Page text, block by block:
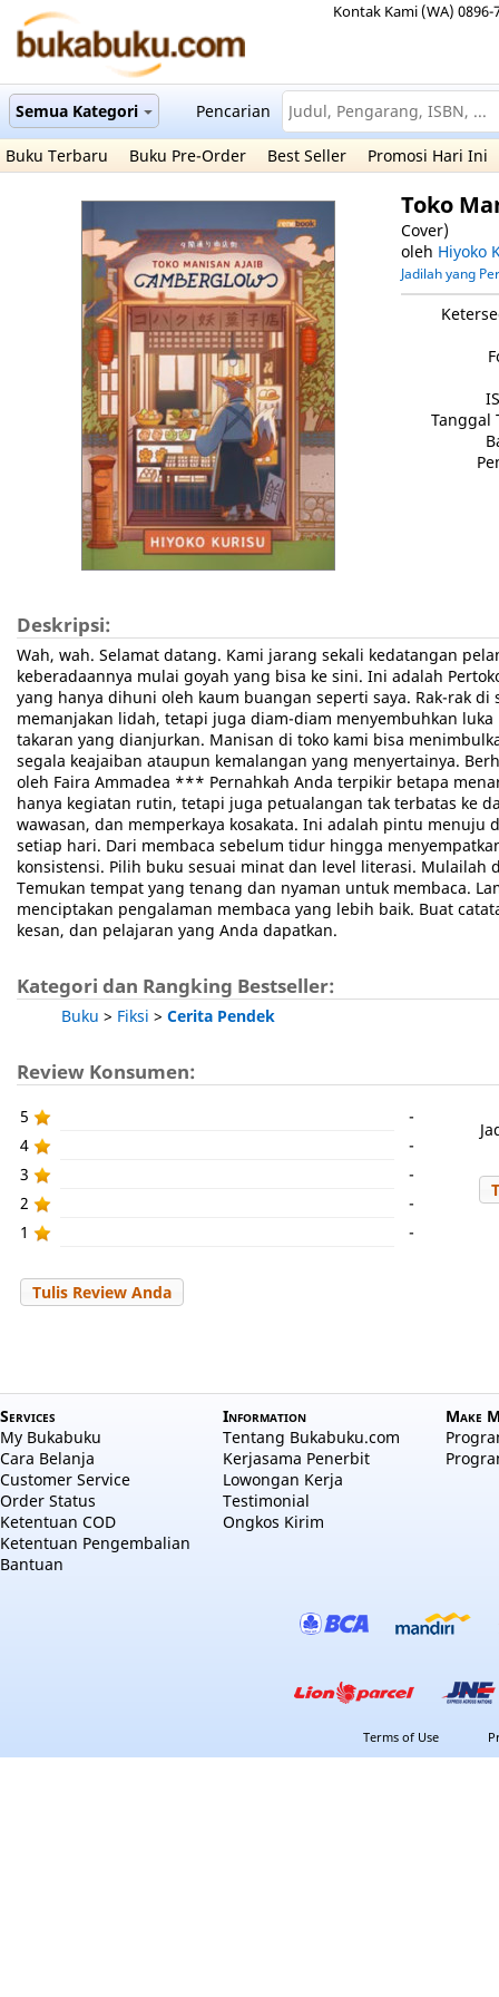
Kontak Kami (WA) 0896-
Semua Kategori Pencarian
Buku Terbaru Buku Pre-Order Best Seller Promosi Hari Ini
Toko
Cover)
oleh Hiyoko
Jadilah yang
Tanggal
Deskripsi:
Wah, wah. Selamat datang. Kami jarang sekali kedatangan
keberadaannya mulai goyah yang bisa ke sini. Ini adalah
yang hanya dihuni oleh kaum buangan seperti saya. Rak-rak
memanjakan lidah, tetapi juga diam-diam menyembuhkan
takaran yang dianjurkan. Manisan di toko kami bisa
segala keajaiban ataupun kemalangan yang menyertainya.
oleh Faira Ammadea *** Pernahkah Anda terpikir betapa
hanya kegiatan rutin, tetapi juga petualangan tak terbatas ke
wawasan, dan memperkaya kosakata. Ini adalah pintu
setiap hari. Dari membaca sebelum tidur hingga
konsistensi. Pilih buku sesuai minat dan level literasi.
Temukan tempat yang tenang dan nyaman untuk membaca.
menciptakan pengalaman membaca yang lebih baik. Buat
kesan, dan pelajaran yang Anda dapatkan.
Kategori dan Rangking Bestseller:
Buku > Fiksi > Cerita Pendek
Review Konsumen:
5
-
4
-
3
-
2
-
1
-
Tulis Review Anda
Services
My Bukabuku
Cara Belanja
Customer Service
Order Status
Ketentuan COD
Ketentuan Pengembalian
Bantuan
Information
Tentang Bukabuku.com
Kerjasama Penerbit
Lowongan Kerja
Testimonial
Ongkos Kirim
Make
Terms of Use